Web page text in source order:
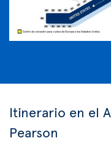
Itinerario en el
Pearson